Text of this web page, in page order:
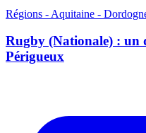
Régions - Aquitaine -
Rugby (Nationale) : un
Périgueux